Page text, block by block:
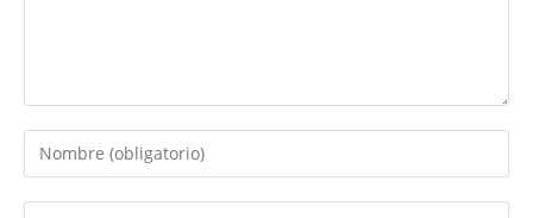
Introduce
tu
nombre